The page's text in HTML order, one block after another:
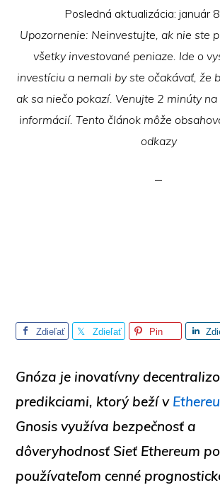
Posledná aktualizácia: január
Upozornenie: Neinvestujte, ak nie ste
všetky investované peniaze. Ide o
investíciu a nemali by ste očakávať, že
ak sa niečo pokazí. Venujte 2 minúty
informácií. Tento článok môže
odkazy
Zdieľať Zdieľať Pin
Gnóza je inovatívny
predikciami, ktorý beží v
Gnosis využíva bezpečnosť a
dôveryhodnosťSieť Ethereum
používateľom cenné